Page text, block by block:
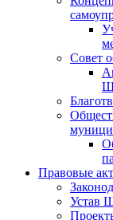
Совет
Правовые
Устав